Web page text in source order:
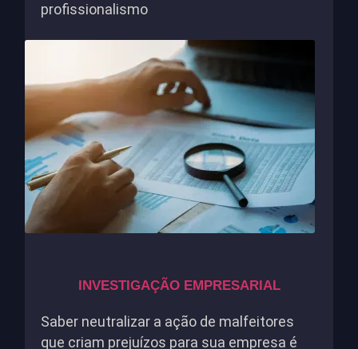
profissionalismo
INVESTIGAÇÃO EMPRESARIAL
Saber neutralizar a ação de malfeitores
que criam prejuízos para sua empresa é